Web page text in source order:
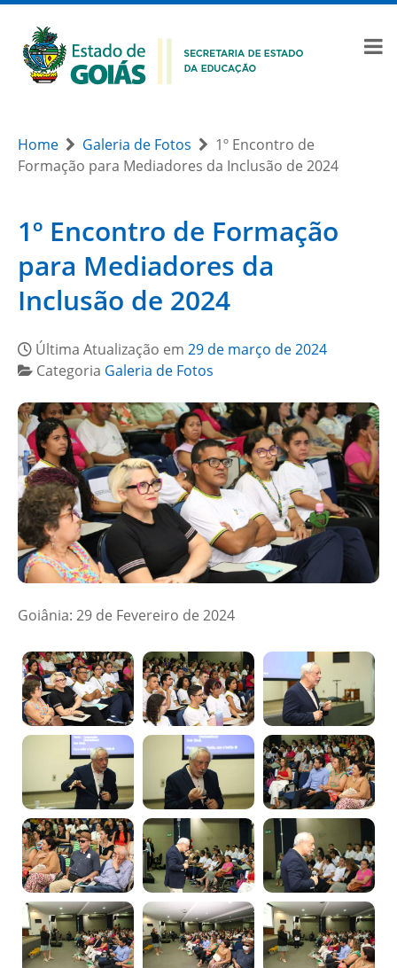
Home Galeria de Fotos
1º Encontro de
Formação para Mediadores da Inclusão de 2024
1º Encontro de Formação
para Mediadores da
Inclusão de 2024
Última Atualização em 29 de março de 2024
Categoria Galeria de Fotos
Goiânia: 29 de Fevereiro de 2024